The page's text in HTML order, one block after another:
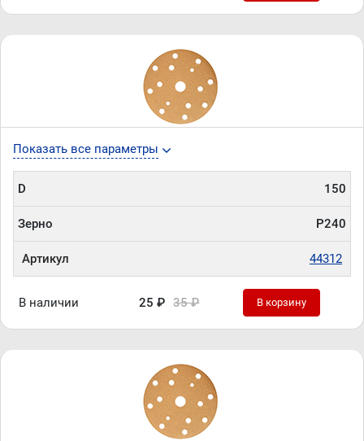
Показать все параметры
D 150
Зерно P240
Артикул 44312
В наличии 25 ₽ 35 ₽ В корзину